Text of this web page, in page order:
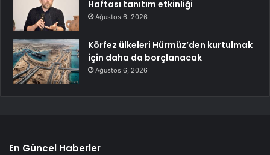
Haftası tanıtım etkinliği
Ağustos 6, 2026
Körfez ülkeleri Hürmüz’den kurtulmak
için daha da borçlanacak
Ağustos 6, 2026
En Güncel Haberler